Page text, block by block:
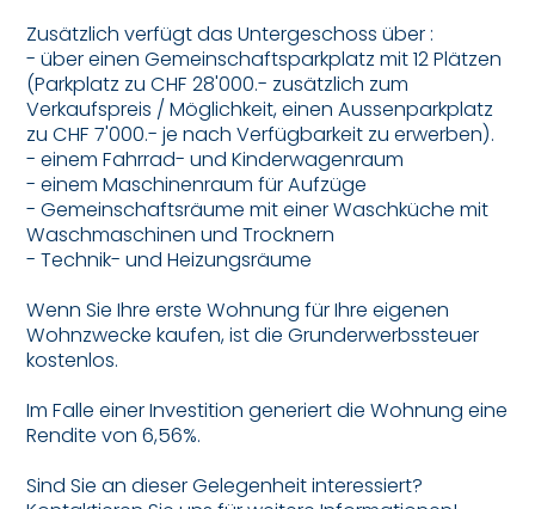
Zusätzlich verfügt das Untergeschoss über :
- über einen Gemeinschaftsparkplatz mit 12 Plätzen
(Parkplatz zu CHF 28'000.- zusätzlich zum
Verkaufspreis / Möglichkeit, einen Aussenparkplatz
zu CHF 7'000.- je nach Verfügbarkeit zu erwerben).
- einem Fahrrad- und Kinderwagenraum
- einem Maschinenraum für Aufzüge
- Gemeinschaftsräume mit einer Waschküche mit
Waschmaschinen und Trocknern
- Technik- und Heizungsräume
Wenn Sie Ihre erste Wohnung für Ihre eigenen
Wohnzwecke kaufen, ist die Grunderwerbssteuer
kostenlos.
Im Falle einer Investition generiert die Wohnung eine
Rendite von 6,56%.
Sind Sie an dieser Gelegenheit interessiert?